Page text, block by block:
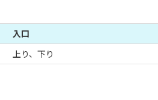
入口
上り、下り